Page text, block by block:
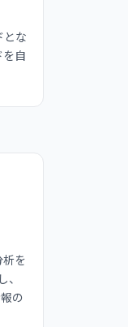
とな
を自
析を
、
の